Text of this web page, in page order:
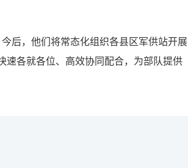
后，他们将常态化组织各县区军供站开展
速各就各位、高效协同配合，为部队提供